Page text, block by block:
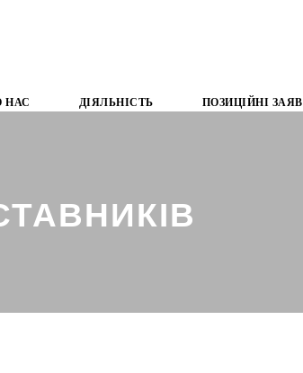
НАС ДІЯЛЬНІСТЬ ПОЗИЦІЙНІ